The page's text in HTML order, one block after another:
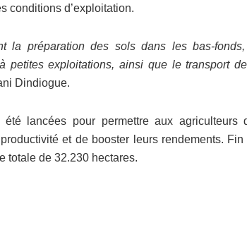
conditions d’exploitation.
la préparation des sols dans les bas-
petites exploitations, ainsi que le transport
Dindiogue.
lancées pour permettre aux agriculteurs
et de booster leurs rendements.
totale de 32.230 hectares.